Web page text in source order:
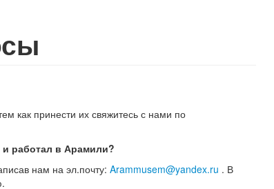
как принести их свяжитесь с нами по
работал в Арамили?
нам на эл.почту:Arammusem@yandex.ru . В